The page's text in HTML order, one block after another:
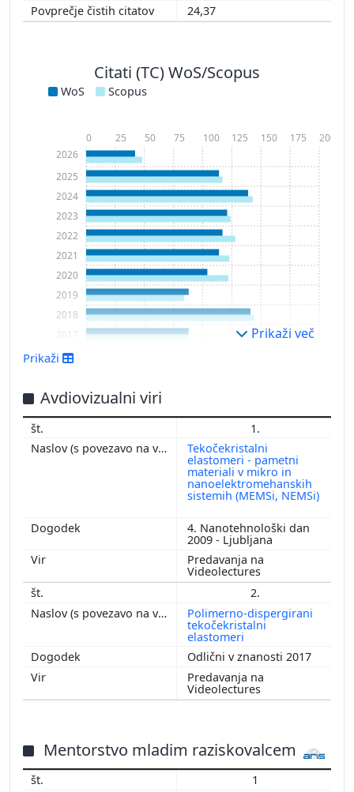
24,37
Citati (TC) WoS/Scopus
WoS Scopus
1995
1996
2001
2003
2007
2011
2014
2016
2017
2018
2019
2020
2021
2022
2023
2024
2025
2026
0 25 50 75 100 125 150 175 200
Prikaži več
Prikaži
Avdiovizualni viri
1.
Tekočekristalni
elastomeri - pametni
materiali v mikro in
nanoelektromehanskih
sistemih (MEMSi, NEMSi)
4. Nanotehnološki dan
2009 - Ljubljana
Predavanja na
Videolectures
2.
Polimerno-dispergirani
tekočekristalni
elastomeri
Odlični v znanosti 2017
Predavanja na
Videolectures
Mentorstvo mladim raziskovalcem
1